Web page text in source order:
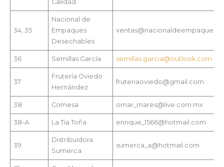
Calidad
34, 35
Nacional de
Empaques
Desechables
36 Semillas García semillas.garcia@outlook.com
37
Frutería Oviedo
Hernández
fruteriaoviedo@gmail.com
38 Comesa omar_mares@live.com.mx
38-A La Tía Toña enrique_1566@hotmail.com
39
Distribuidora
Sumerca
sumerca_a@hotmail.com